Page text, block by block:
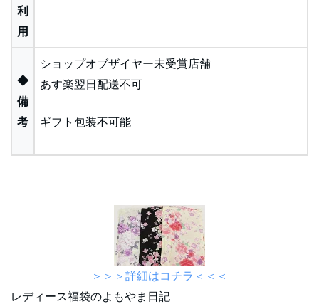
利
用
◆
備
考
ショップオブザイヤー未受賞店舗
あす楽翌日配送不可
ギフト包装不可能
＞＞＞詳細はコチラ＜＜＜
レディース福袋のよもやま日記